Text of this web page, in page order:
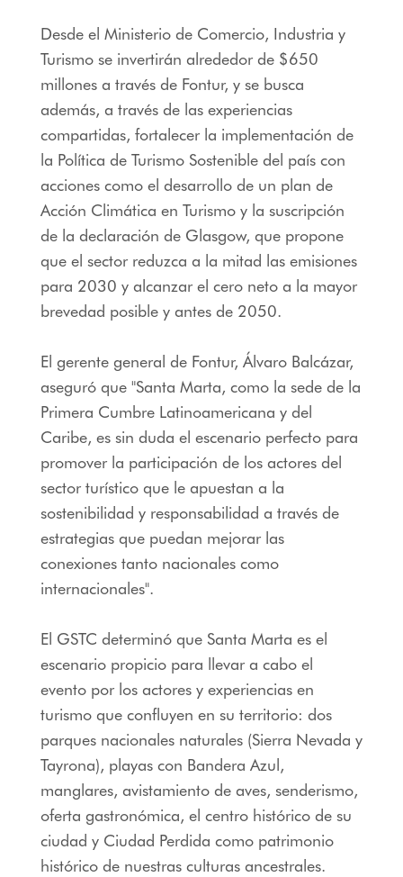
Desde el Ministerio de Comercio, Industria y
Turismo se invertirán alrededor de $650
millones a través de Fontur, y se busca
además, a través de las experiencias
compartidas, fortalecer la implementación de
la Política de Turismo Sostenible del país con
acciones como el desarrollo de un plan de
Acción Climática en Turismo y la suscripción
de la declaración de Glasgow, que propone
que el sector reduzca a la mitad las emisiones
para 2030 y alcanzar el cero neto a la mayor
brevedad posible y antes de 2050.
El gerente general de Fontur, Álvaro Balcázar,
aseguró que "Santa Marta, como la sede de la
Primera Cumbre Latinoamericana y del
Caribe, es sin duda el escenario perfecto para
promover la participación de los actores del
sector turístico que le apuestan a la
sostenibilidad y responsabilidad a través de
estrategias que puedan mejorar las
conexiones tanto nacionales como
internacionales".
El GSTC determinó que Santa Marta es el
escenario propicio para llevar a cabo el
evento por los actores y experiencias en
turismo que confluyen en su territorio: dos
parques nacionales naturales (Sierra Nevada y
Tayrona), playas con Bandera Azul,
manglares, avistamiento de aves, senderismo,
oferta gastronómica, el centro histórico de su
ciudad y Ciudad Perdida como patrimonio
histórico de nuestras culturas ancestrales.